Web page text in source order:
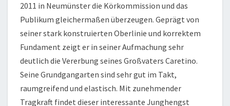
2011 in Neumünster die Körkommission und das
Publikum gleichermaßen überzeugen. Geprägt von
seiner stark konstruierten Oberlinie und korrektem
Fundament zeigt er in seiner Aufmachung sehr
deutlich die Vererbung seines Großvaters Caretino.
Seine Grundgangarten sind sehr gut im Takt,
raumgreifend und elastisch. Mit zunehmender
Tragkraft findet dieser interessante Junghengst